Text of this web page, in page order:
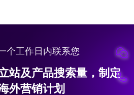
个工作日内联系您
站及产品搜索量，制定
外营销计划